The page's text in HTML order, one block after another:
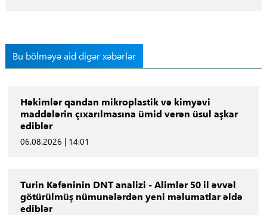
Bu bölməyə aid digər xəbərlər
Həkimlər qandan mikroplastik və kimyəvi
maddələrin çıxarılmasına ümid verən üsul aşkar
ediblər
06.08.2026 | 14:01
Turin Kəfəninin DNT analizi - Alimlər 50 il əvvəl
götürülmüş nümunələrdən yeni məlumatlar əldə
ediblər